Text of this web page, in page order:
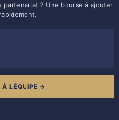
partenariat ? Une bourse à ajouter
À L'ÉQUIPE →